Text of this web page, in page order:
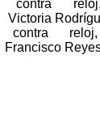
reloj,